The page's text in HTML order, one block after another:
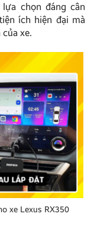
chọn đáng cân
ích hiện đại mà
xe.
xe Lexus RX350